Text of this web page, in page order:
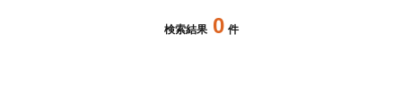
検索結果 0 件